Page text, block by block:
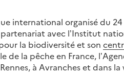
international organisé du
avec l’Institut
la biodiversité et son
de la pêche en France,
à Avranches et dans la